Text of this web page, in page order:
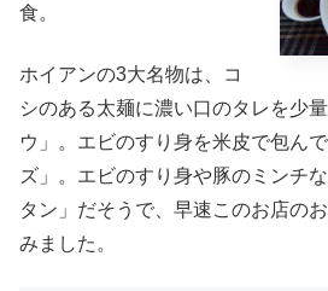
食。
ホイアンの3大名物は、コ
シのある太麺に濃い口のタレを少
ウ」。エビのすり身を米皮で包ん
ズ」。エビのすり身や豚のミンチ
タン」だそうで、早速このお店の
みました。